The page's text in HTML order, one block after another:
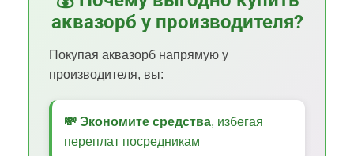
аквазорб у производителя?
Покупая аквазорб напрямую у
производителя, вы:
💸 Экономите средства, избегая
переплат посредникам